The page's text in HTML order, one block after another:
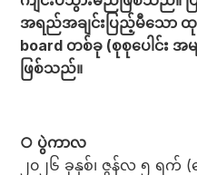
အရည်အချင်းပြည့်မီသော
board တစ်ခု (စုစုပေါင်း အ
ဖြစ်သည်။
○ ပွဲကာလ
၂၀၂၆ ခုနှစ်၊ ဇွန်လ ၅ ရက်